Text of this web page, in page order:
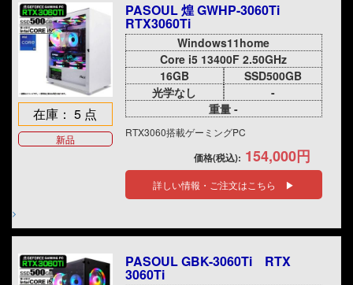
在庫： 5 点
新品
PASOUL 煌 GWHP-3060Ti
RTX3060Ti
Windows11home
Core i5 13400F 2.50GHz
16GB
SSD500GB
光学なし
-
重量 -
RTX3060搭載ゲーミングPC
価格(税込): 154,000円
詳しい情報・ご注文はこちら ▶
PASOUL GBK-3060Ti RTX
3060Ti